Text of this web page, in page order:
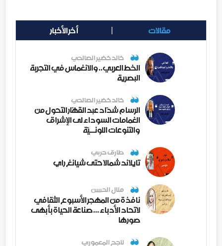
مقالات أخر الأخبار
خالد خضير الصالحي
الخط العربي.. والانغماس في التجربة
البصرية
خالد خضير الصالحي
الرسام شدّاد عبد القهّار التحول من
الغمامات السوداء لى الإشراق
والتنوعات اللونــيّة
طارق حربي
تايلاند شمالا حتى شيانغ راي
منال الحسن
نافذة من المهجر الأسبوع الثقافي
لاتحاد الأدباء ... صناعة الحياة بأبهى
صورها
ناجح المعموري